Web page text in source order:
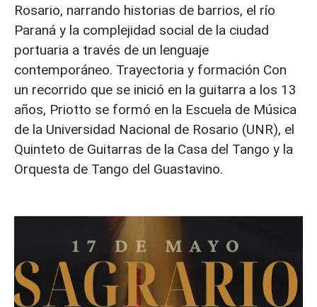
Rosario, narrando historias de barrios, el río
Paraná y la complejidad social de la ciudad
portuaria a través de un lenguaje
contemporáneo. Trayectoria y formación Con
un recorrido que se inició en la guitarra a los 13
años, Priotto se formó en la Escuela de Música
de la Universidad Nacional de Rosario (UNR), el
Quinteto de Guitarras de la Casa del Tango y la
Orquesta de Tango del Guastavino.